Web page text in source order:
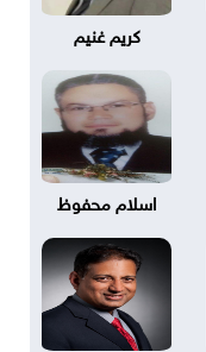
كريم غنيم
اسلام محفوظ